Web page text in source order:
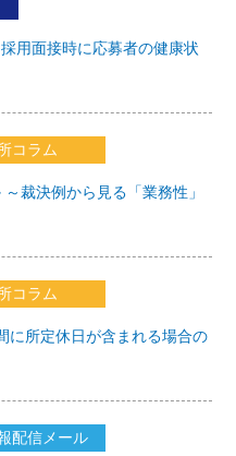
用面接時に応募者の健康状
コラム
裁決例から見る「業務性」
コラム
に所定休日が含まれる場合の
配信メール